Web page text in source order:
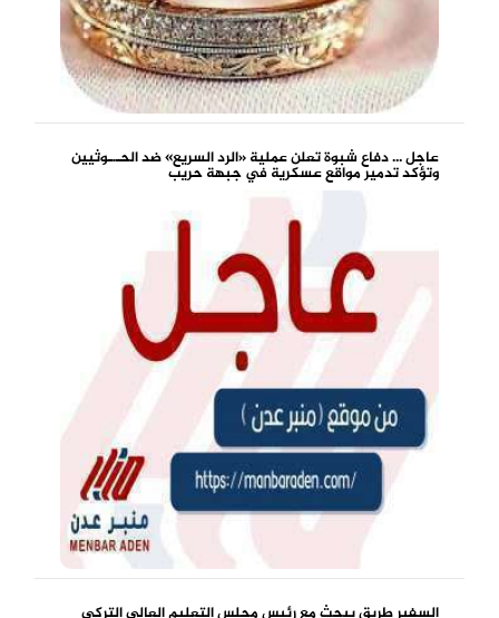
عاجل ... دفاع شبوة تعلن عملية «الرد السريع» ضد الحـ.ـوثيين
وتؤكد تدمير مواقع عسكرية في جبهة حريب